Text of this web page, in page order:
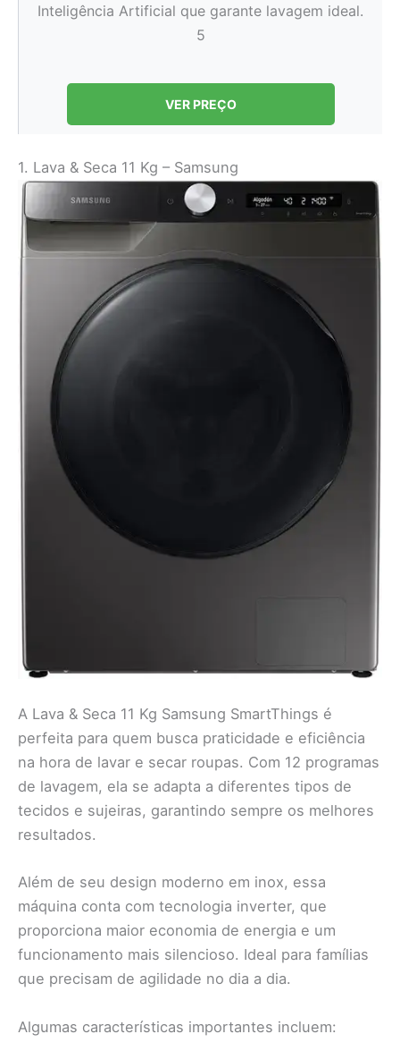
Inteligência Artificial que garante lavagem ideal.
5
VER PREÇO
1. Lava & Seca 11 Kg – Samsung
A Lava & Seca 11 Kg Samsung SmartThings é
perfeita para quem busca praticidade e eficiência
na hora de lavar e secar roupas. Com 12 programas
de lavagem, ela se adapta a diferentes tipos de
tecidos e sujeiras, garantindo sempre os melhores
resultados.
Além de seu design moderno em inox, essa
máquina conta com tecnologia inverter, que
proporciona maior economia de energia e um
funcionamento mais silencioso. Ideal para famílias
que precisam de agilidade no dia a dia.
Algumas características importantes incluem: